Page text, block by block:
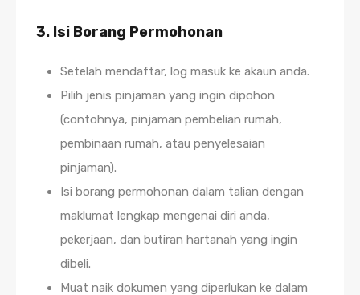
3. Isi Borang Permohonan
Setelah mendaftar, log masuk ke akaun anda.
Pilih jenis pinjaman yang ingin dipohon
(contohnya, pinjaman pembelian rumah,
pembinaan rumah, atau penyelesaian
pinjaman).
Isi borang permohonan dalam talian dengan
maklumat lengkap mengenai diri anda,
pekerjaan, dan butiran hartanah yang ingin
dibeli.
Muat naik dokumen yang diperlukan ke dalam